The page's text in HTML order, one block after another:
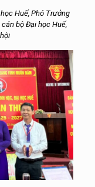
Huế, Phó Trưởng
bộ Đại học Huế,